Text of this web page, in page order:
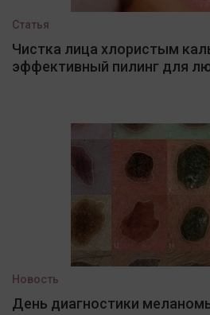
Статья
Чистка лица хлористым
эффективный пилинг для
Новость
День диагностики